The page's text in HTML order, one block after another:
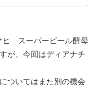
ヒ スーパービール酵母
が、今回はディアナチ
ついてはまた別の機会